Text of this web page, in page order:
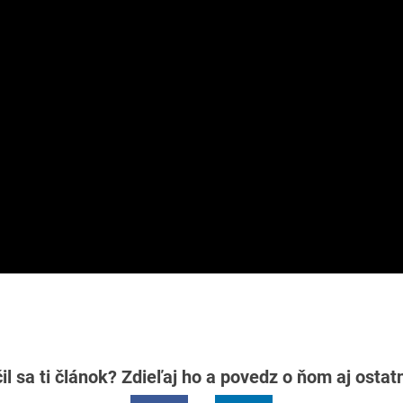
sa ti článok? Zdieľaj ho a povedz o ňom aj